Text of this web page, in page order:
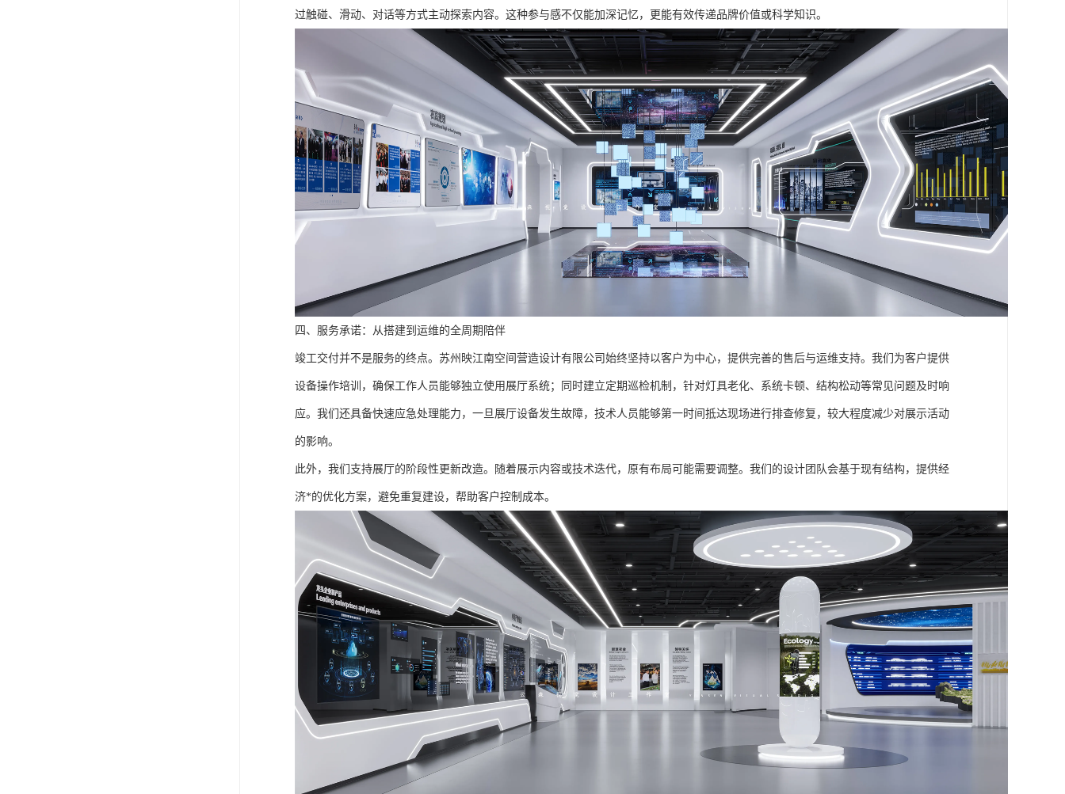
过触碰、滑动、对话等方式主动探索内容。这种参与感不仅能加深记忆，更能有效传递品牌价值或科学知识。
四、服务承诺：从搭建到运维的全周期陪伴
竣工交付并不是服务的终点。苏州映江南空间营造设计有限公司始终坚持以客户为中心，提供完善的售后与运维支持。我们为客户提供
设备操作培训，确保工作人员能够独立使用展厅系统；同时建立定期巡检机制，针对灯具老化、系统卡顿、结构松动等常见问题及时响
应。我们还具备快速应急处理能力，一旦展厅设备发生故障，技术人员能够第一时间抵达现场进行排查修复，较大程度减少对展示活动
的影响。
此外，我们支持展厅的阶段性更新改造。随着展示内容或技术迭代，原有布局可能需要调整。我们的设计团队会基于现有结构，提供经
济*的优化方案，避免重复建设，帮助客户控制成本。